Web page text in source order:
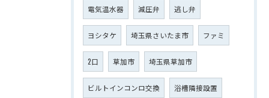
電気温水器 減圧弁 逃し弁
ヨシタケ 埼玉県さいたま市 ファミ
2口 草加市 埼玉県草加市
ビルトインコンロ交換 浴槽隣接設置